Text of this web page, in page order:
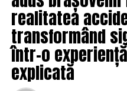
realitatea
transformând
într-o
explicată